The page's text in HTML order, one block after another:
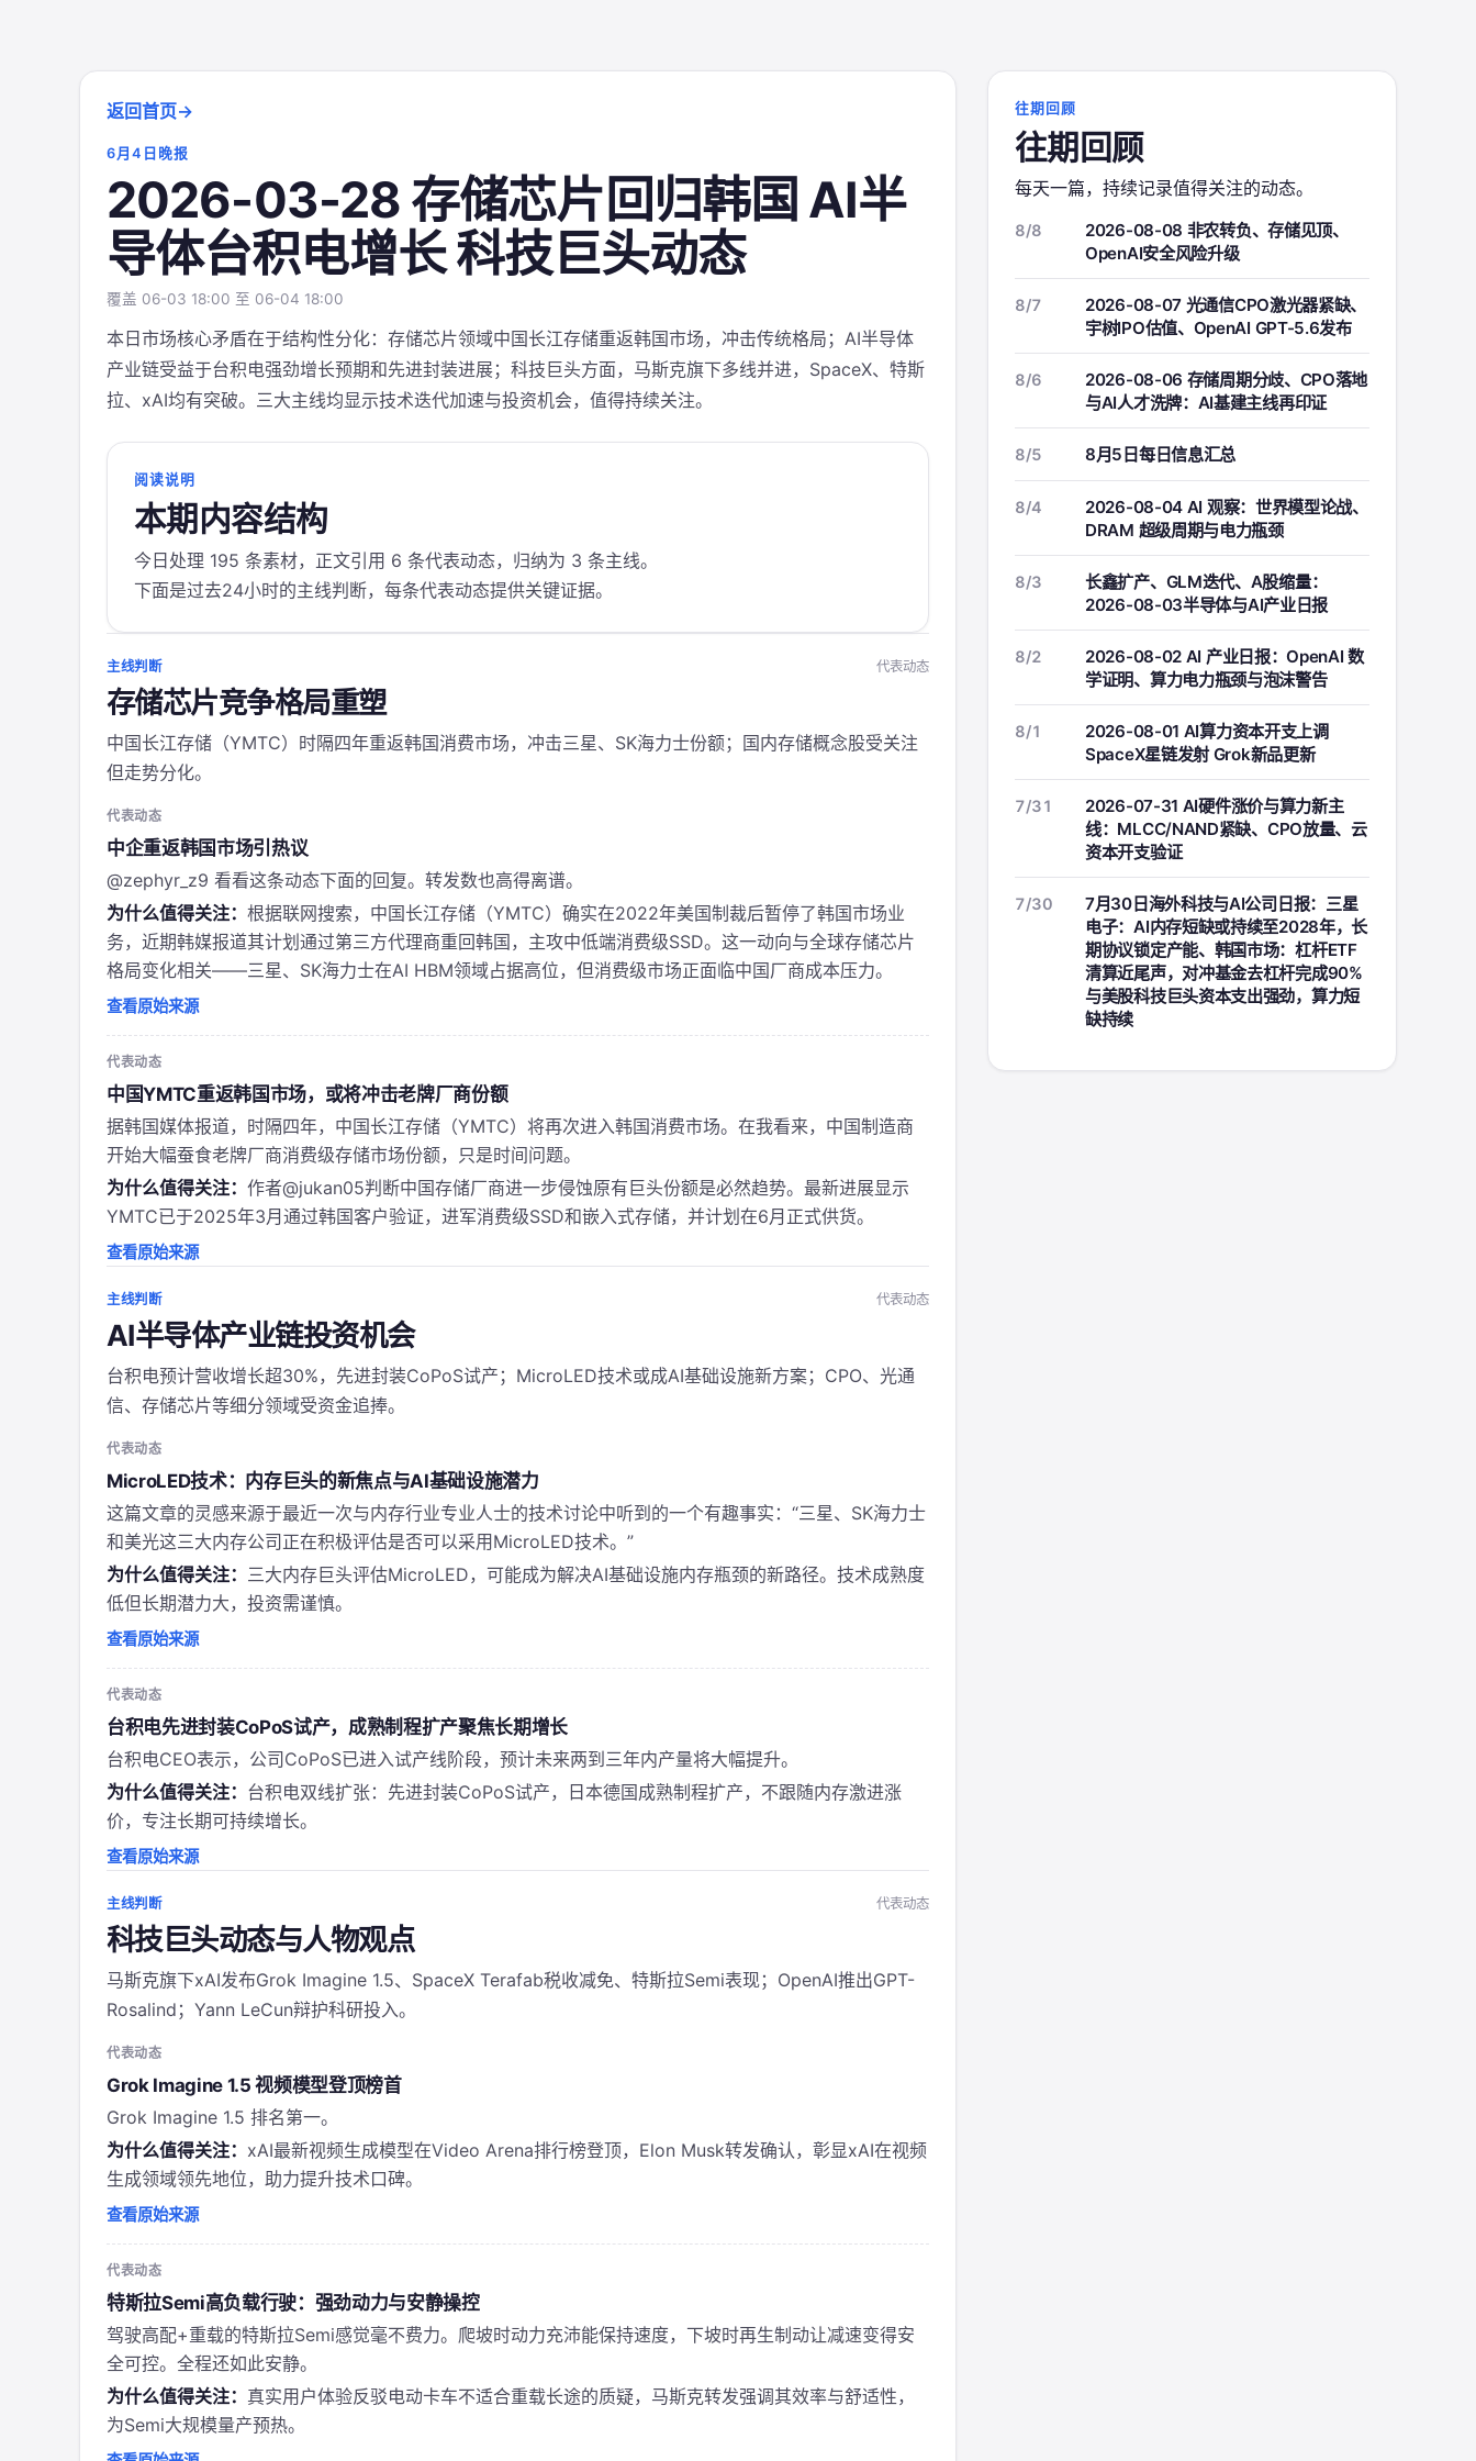
返回首页
6月4日晚报
2026-03-28 存储芯片回归韩国 AI半
导体台积电增长 科技巨头动态
覆盖 06-03 18:00 至 06-04 18:00
本日市场核心矛盾在于结构性分化：存储芯片领域中国长江存储重返韩国市场，冲击传统格局；AI半导体
产业链受益于台积电强劲增长预期和先进封装进展；科技巨头方面，马斯克旗下多线并进，SpaceX、特斯
拉、xAI均有突破。三大主线均显示技术迭代加速与投资机会，值得持续关注。
阅读说明
本期内容结构
今日处理 195 条素材，正文引用 6 条代表动态，归纳为 3 条主线。
下面是过去24小时的主线判断，每条代表动态提供关键证据。
主线判断 代表动态
存储芯片竞争格局重塑
中国长江存储（YMTC）时隔四年重返韩国消费市场，冲击三星、SK海力士份额；国内存储概念股受关注
但走势分化。
代表动态
中企重返韩国市场引热议
@zephyr_z9 看看这条动态下面的回复。转发数也高得离谱。
为什么值得关注： 根据联网搜索，中国长江存储（YMTC）确实在2022年美国制裁后暂停了韩国市场业
务，近期韩媒报道其计划通过第三方代理商重回韩国，主攻中低端消费级SSD。这一动向与全球存储芯片
格局变化相关——三星、SK海力士在AI HBM领域占据高位，但消费级市场正面临中国厂商成本压力。
查看原始来源
代表动态
中国YMTC重返韩国市场，或将冲击老牌厂商份额
据韩国媒体报道，时隔四年，中国长江存储（YMTC）将再次进入韩国消费市场。在我看来，中国制造商
开始大幅蚕食老牌厂商消费级存储市场份额，只是时间问题。
为什么值得关注： 作者@jukan05判断中国存储厂商进一步侵蚀原有巨头份额是必然趋势。最新进展显示
YMTC已于2025年3月通过韩国客户验证，进军消费级SSD和嵌入式存储，并计划在6月正式供货。
查看原始来源
主线判断 代表动态
AI半导体产业链投资机会
台积电预计营收增长超30%，先进封装CoPoS试产；MicroLED技术或成AI基础设施新方案；CPO、光通
信、存储芯片等细分领域受资金追捧。
代表动态
MicroLED技术：内存巨头的新焦点与AI基础设施潜力
这篇文章的灵感来源于最近一次与内存行业专业人士的技术讨论中听到的一个有趣事实：“三星、SK海力士
和美光这三大内存公司正在积极评估是否可以采用MicroLED技术。”
为什么值得关注： 三大内存巨头评估MicroLED，可能成为解决AI基础设施内存瓶颈的新路径。技术成熟度
低但长期潜力大，投资需谨慎。
查看原始来源
代表动态
台积电先进封装CoPoS试产，成熟制程扩产聚焦长期增长
台积电CEO表示，公司CoPoS已进入试产线阶段，预计未来两到三年内产量将大幅提升。
为什么值得关注： 台积电双线扩张：先进封装CoPoS试产，日本德国成熟制程扩产，不跟随内存激进涨
价，专注长期可持续增长。
查看原始来源
主线判断 代表动态
科技巨头动态与人物观点
马斯克旗下xAI发布Grok Imagine 1.5、SpaceX Terafab税收减免、特斯拉Semi表现；OpenAI推出GPT-
Rosalind；Yann LeCun辩护科研投入。
代表动态
Grok Imagine 1.5 视频模型登顶榜首
Grok Imagine 1.5 排名第一。
为什么值得关注： xAI最新视频生成模型在Video Arena排行榜登顶，Elon Musk转发确认，彰显xAI在视频
生成领域领先地位，助力提升技术口碑。
查看原始来源
代表动态
特斯拉Semi高负载行驶：强劲动力与安静操控
驾驶高配+重载的特斯拉Semi感觉毫不费力。爬坡时动力充沛能保持速度，下坡时再生制动让减速变得安
全可控。全程还如此安静。
为什么值得关注： 真实用户体验反驳电动卡车不适合重载长途的质疑，马斯克转发强调其效率与舒适性，
为Semi大规模量产预热。
往期回顾
往期回顾
每天一篇，持续记录值得关注的动态。
8/8
2026-08-08 非农转负、存储见顶、
OpenAI安全风险升级
8/7
2026-08-07 光通信CPO激光器紧缺、
宇树IPO估值、OpenAI GPT-5.6发布
8/6
2026-08-06 存储周期分歧、CPO落地
与AI人才洗牌：AI基建主线再印证
8/5 8月5日每日信息汇总
8/4
2026-08-04 AI 观察：世界模型论战、
DRAM 超级周期与电力瓶颈
8/3
长鑫扩产、GLM迭代、A股缩量：
2026-08-03半导体与AI产业日报
8/2
2026-08-02 AI 产业日报：OpenAI 数
学证明、算力电力瓶颈与泡沫警告
8/1
2026-08-01 AI算力资本开支上调
SpaceX星链发射 Grok新品更新
7/31
2026-07-31 AI硬件涨价与算力新主
线：MLCC/NAND紧缺、CPO放量、云
资本开支验证
7/30
7月30日海外科技与AI公司日报：三星
电子：AI内存短缺或持续至2028年，长
期协议锁定产能、韩国市场：杠杆ETF
清算近尾声，对冲基金去杠杆完成90%
与美股科技巨头资本支出强劲，算力短
缺持续